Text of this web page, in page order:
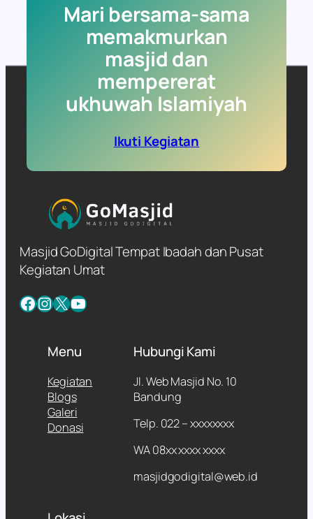
Mari bersama-sama
memakmurkan
masjid dan
mempererat
ukhuwah Islamiyah
Ikuti Kegiatan
Masjid GoDigital Tempat Ibadah dan Pusat
Kegiatan Umat
Facebook InstagramX YouTube
Menu
Kegiatan
Blogs
Galeri
Donasi
Hubungi Kami
Jl. Web Masjid No. 10
Bandung
Telp. 022 – xxxxxxxx
WA 08xx xxxx xxxx
masjidgodigital@web.id